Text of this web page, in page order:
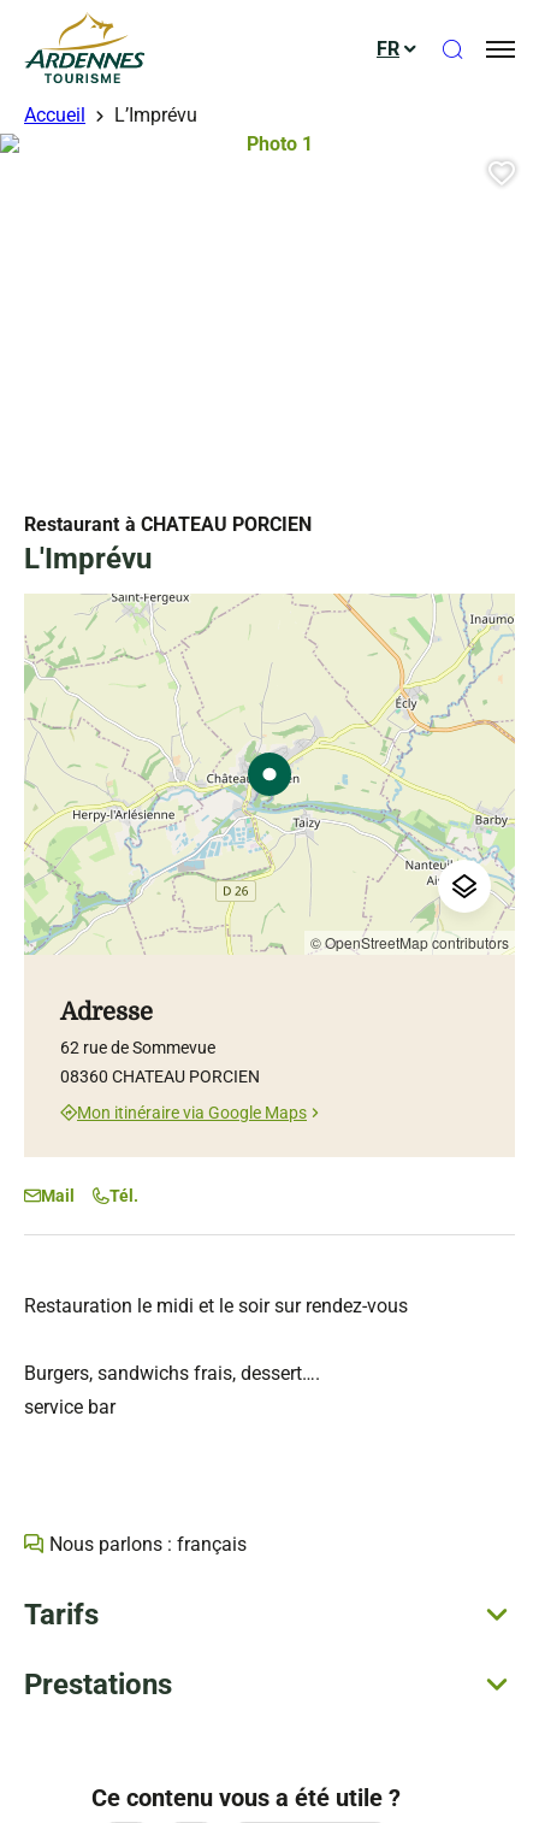
ADT des Ardennes
FR Ouvrir
Accueil L’Imprévu
Restaurant à CHATEAU PORCIEN
L'Imprévu
Photo 1, © Droits gérés
Restauration le midi et le soir sur rendez-vous
Burgers, sandwichs frais, dessert….
service bar
Nous parlons : français
Tarifs
Prestations
© OpenStreetMap contributors
Adresse
62 rue de Sommevue
08360 CHATEAU PORCIEN
Mon itinéraire via Google Maps
Mail Tél.
Ce contenu vous a été utile ?